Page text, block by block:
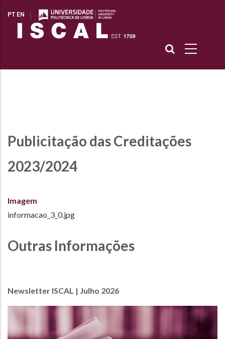
para
PT EN
Navegação
estrutural
Publicitação das Creditações
2023/2024
Imagem
informacao_3_0.jpg
Outras Informações
Newsletter ISCAL | Julho 2026